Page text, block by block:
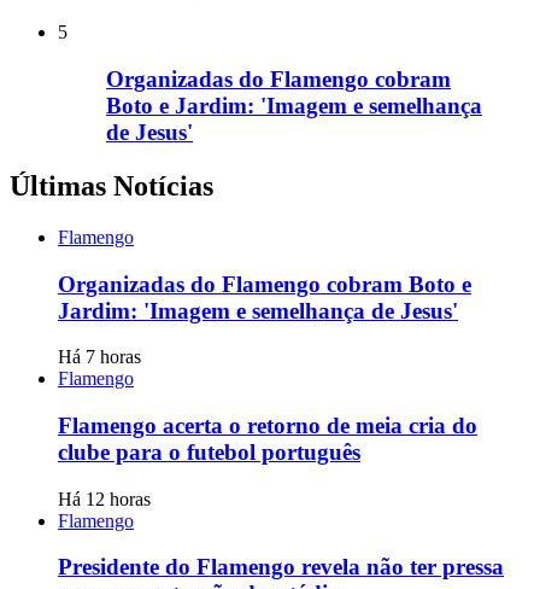
5
Organizadas do Flamengo cobram
Boto e Jardim: 'Imagem e semelhança
de Jesus'
Últimas Notícias
Flamengo
Organizadas do Flamengo cobram Boto e
Jardim: 'Imagem e semelhança de Jesus'
Há 7 horas
Flamengo
Flamengo acerta o retorno de meia cria do
clube para o futebol português
Há 12 horas
Flamengo
Presidente do Flamengo revela não ter pressa